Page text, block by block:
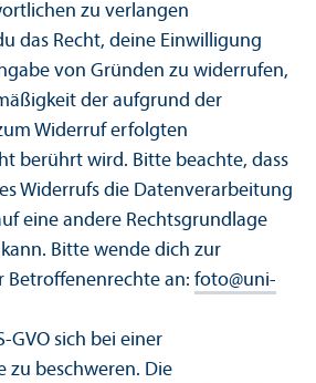
zu verlangen
das Recht, deine Einwilligung
von Gründen zu widerrufen,
der aufgrund der
Widerruf erfolgten
berührt wird. Bitte beachte, dass
Widerrufs die Datenverarbeitung
eine andere Rechts­grundlage
Bitte wende dich zur
Betroffenenrechte an: foto@uni-
GVO sich bei einer
zu beschweren. Die